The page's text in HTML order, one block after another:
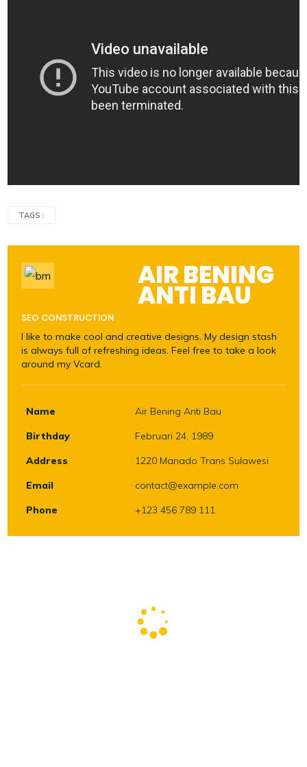
TAGS :
AIR BENING
ANTI BAU
SEO CONSTRUCTION
I like to make cool and creative designs. My design stash
is always full of refreshing ideas. Feel free to take a look
around my Vcard.
Name
Air Bening Anti Bau
Birthday
Februari 24, 1989
Address
1220 Manado Trans Sulawesi
Email
contact@example.com
Phone
+123 456 789 111